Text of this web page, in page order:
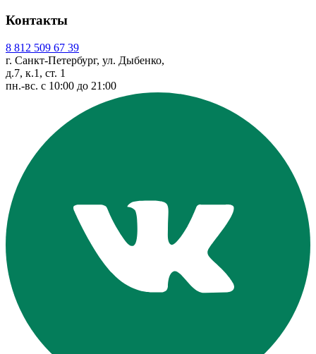
Контакты
8 812 509 67 39
г. Санкт-Петербург, ул. Дыбенко,
д.7, к.1, ст. 1
пн.-вс. с 10:00 до 21:00